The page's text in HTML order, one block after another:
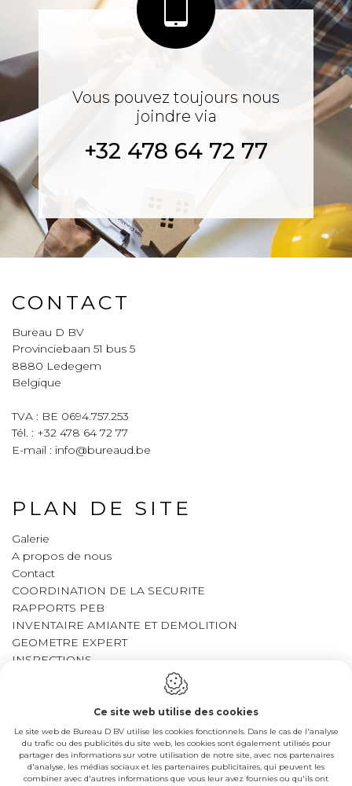
Vous pouvez toujours nous
joindre via
+32 478 64 72 77
CONTACT
Bureau D BV
Provinciebaan 51 bus 5
8880 Ledegem
Belgique
TVA : BE 0694.757.253
Tél. : +32 478 64 72 77
E-mail : info@bureaud.be
PLAN DE SITE
Galerie
A propos de nous
Contact
COORDINATION DE LA SECURITE
RAPPORTS PEB
INVENTAIRE AMIANTE ET DEMOLITION
GEOMETRE EXPERT
INSPECTIONS
Cookie policy
Politique de confidentialité
Sitemap
Ce site web utilise des cookies
Le site web de Bureau D BV utilise les cookies fonctionnels. Dans le cas de l'analyse
du trafic ou des publicités du site web, les cookies sont également utilisés pour
partager des informations sur votre utilisation de notre site, avec nos partenaires
d'analyse, les médias sociaux et les partenaires publicitaires, qui peuvent les
combiner avec d'autres informations que vous leur avez fournies ou qu'ils ont